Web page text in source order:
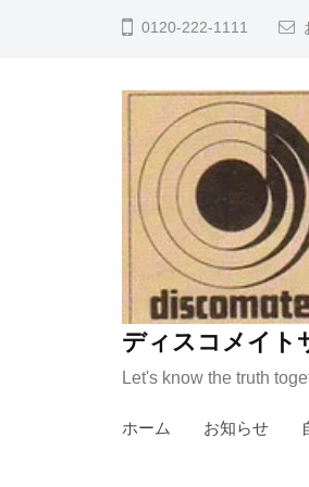
0120-222-1111
ディスコメイト
Let's know the truth
ホーム お知らせ